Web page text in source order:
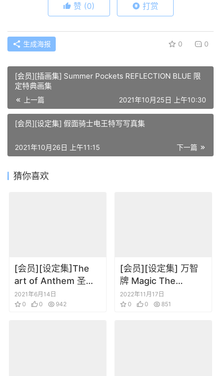
赞 (0) 打赏
生成海报 0 0
[会员][插画集] Summer Pockets REFLECTION BLUE 限
定特典画集
上一篇 2021年10月25日 上午10:30
[会员][设定集] 假面骑士电王特写写真集
下一篇
2021年10月26日 上午11:15
猜你喜欢
[会员][设定集]The
art of Anthem 圣歌/
赞歌 游戏角色场景道
具设定集
2021年6月14日
0
0 942
[会员][设定集] 万智
牌 Magic The
Gathering – Planes
of the Multiverse –
2022年11月17日
0
0 851